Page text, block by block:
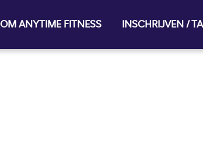
ANYTIME FITNESS INSCHRIJVEN /